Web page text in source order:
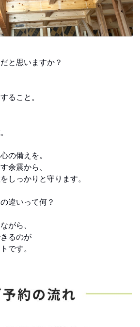
と思いますか？
ること。
の備えを。
余震から、
しっかりと守ります。
違いって何？
がら、
るのが
です。